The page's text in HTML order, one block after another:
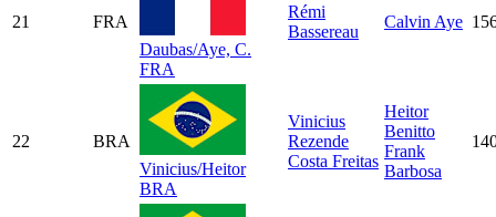
21
FRA
Daubas/Aye, C.
FRA
Rémi
Bassereau
Calvin Aye
22
BRA
Vinicius/Heitor
BRA
Vinicius
Rezende
Costa Freitas
Heitor
Benitto
Frank
Barbosa